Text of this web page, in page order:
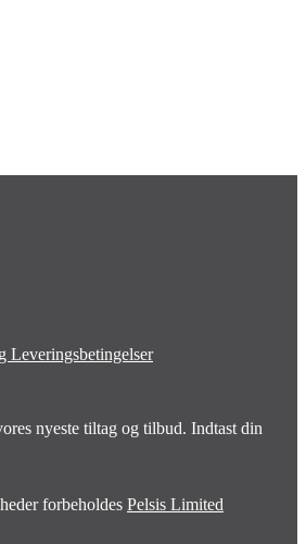
Leveringsbetingelser
nyeste tiltag og tilbud. Indtast din
forbeholdes Pelsis Limited